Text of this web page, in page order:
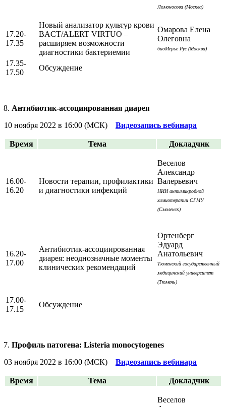
Ломоносова (Москва)
17.20-
17.35
Новый анализатор культур крови
BACT/ALERT VIRTUO –
расширяем возможности
диагностики бактериемии
Омарова Елена
Олеговна
биоМерье Рус (Москва)
17.35-
17.50
Обсуждение
Антибиотик-ассоциированная диарея
10 ноября 2022 в 16:00 (МСК) Видеозапись вебинара
Время Тема Докладчик
16.00-
16.20
Новости терапии, профилактики
и диагностики инфекций
Веселов
Александр
Валерьевич
НИИ антимикробной
химиотерапии СГМУ
(Смоленск)
16.20-
17.00
Антибиотик-ассоциированная
диарея: неоднозначные моменты
клинических рекомендаций
Ортенберг
Эдуард
Анатольевич
Тюменский государственный
медицинский университет
(Тюмень)
17.00-
17.15
Обсуждение
Профиль патогена: Listeria monocytogenes
03 ноября 2022 в 16:00 (МСК) Видеозапись вебинара
Время Тема Докладчик
Веселов